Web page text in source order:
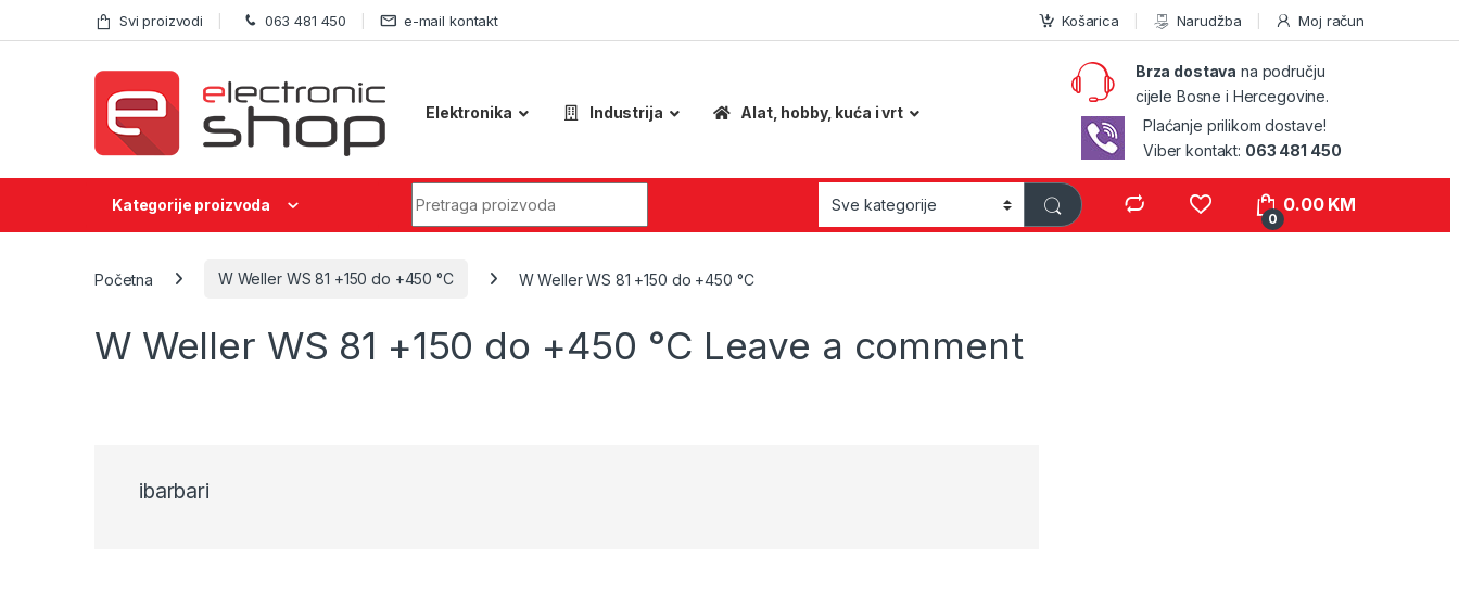
Skip to navigation
Skip to content Svi proizvodi 063 481 450 e-mail kontakt Košarica Narudžba Moj račun
Elektronika Industrija Alat, hobby, kuća i vrt
Brza dostava na području
cijele Bosne i Hercegovine.
Plaćanje prilikom dostave!
Viber kontakt: 063 481 450
Kategorije proizvoda
0
0.00 KM
Početna W Weller WS 81 +150 do +450 °C W Weller WS 81 +150 do +450 °C
W Weller WS 81 +150 do +450 °C Leave a comment
ibarbari